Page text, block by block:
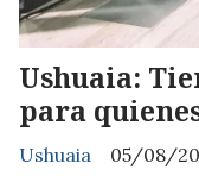
Ushuaia:
para
Ushuaia
05/08/